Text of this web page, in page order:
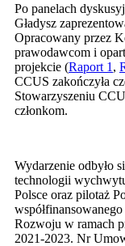
Po panelach
Gładysz
Opracowany przez
prawodawcom i
projekcie (Raport 1 ,
CCUS zakończyła
Stowarzyszeniu
członkom.
Wydarzenie odbyło
technologii
Polsce oraz pilotaż
Rozwoju w ramach
2021-2023. Nr